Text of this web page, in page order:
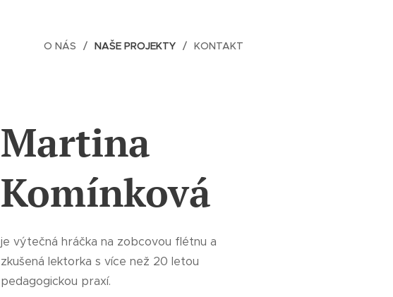
O NÁS NAŠE PROJEKTY KONTAKT
Martina
Komínková
je výtečná hráčka na zobcovou flétnu a
zkušená lektorka s více než 20 letou
pedagogickou praxí.